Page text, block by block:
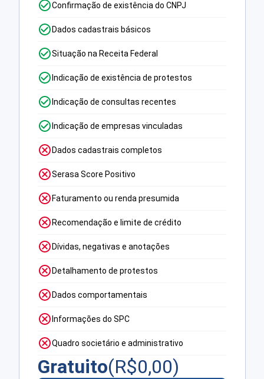
Confirmação de existência do CNPJ
Dados cadastrais básicos
Situação na Receita Federal
Indicação de existência de protestos
Indicação de consultas recentes
Indicação de empresas vinculadas
Dados cadastrais completos
Serasa Score Positivo
Faturamento ou renda presumida
Recomendação e limite de crédito
Dívidas, negativas e anotações
Detalhamento de protestos
Dados comportamentais
Informações do SPC
Quadro societário e administrativo
Gratuito(R$0,00)